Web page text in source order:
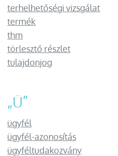
terhelhetőségi vizsgálat
termék
thm
törlesztő részlet
tulajdonjog
„Ü”
ügyfél
ügyfél-azonosítás
ügyféltudakozvány